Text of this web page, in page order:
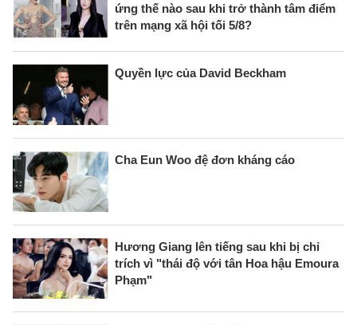
ứng thế nào sau khi trở thành tâm điểm
trên mạng xã hội tối 5/8?
Quyền lực của David Beckham
Cha Eun Woo đệ đơn kháng cáo
Hương Giang lên tiếng sau khi bị chỉ
trích vì "thái độ với tân Hoa hậu Emoura
Phạm"